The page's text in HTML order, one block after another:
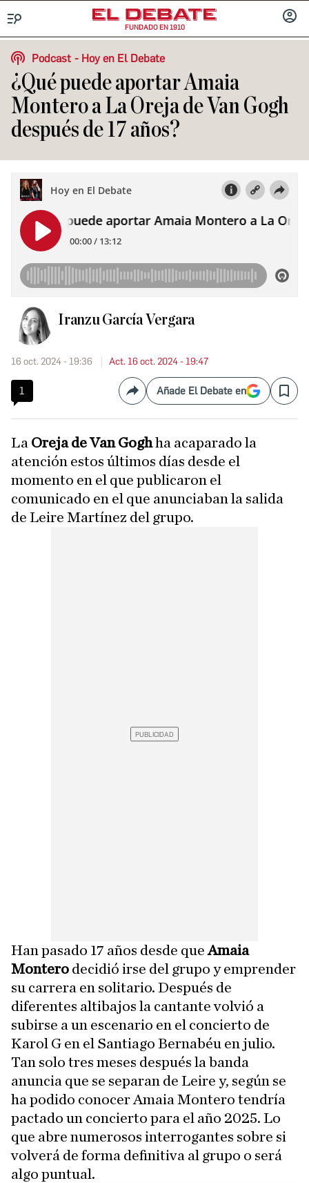
FUNDADO EN 1910
SESIÓN
Podcast
Hoy en El Debate
¿Qué puede aportar Amaia
Montero a La Oreja de Van Gogh
después de 17 años?
Iranzu García Vergara
16 oct. 2024 - 19:36 Act. 16 oct. 2024 - 19:47
1 CompartirAñade El Debate en Save
La Oreja de Van Goghha acaparado la
atención estos últimos días desde el
momento en el que publicaron el
comunicado en el que anunciaban la salida
de Leire Martínez del grupo.
Han pasado 17 años desde queAmaia
Montero decidió irse del grupo y emprender
su carrera en solitario. Después de
diferentes altibajos la cantante volvió a
subirse a un escenario en el concierto de
Karol G en el Santiago Bernabéu en julio.
Tan solo tres meses después la banda
anuncia que se separan de Leire y, según se
ha podido conocer Amaia Montero tendría
pactado un concierto para el año 2025. Lo
que abre numerosos interrogantes sobre si
volverá de forma definitiva al grupo o será
algo puntual.